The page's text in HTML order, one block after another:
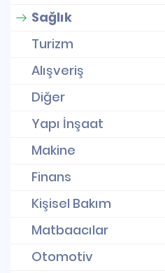
Sağlık
Turizm
Alışveriş
Diğer
Yapı İnşaat
Makine
Finans
Kişisel Bakım
Matbaacılar
Otomotiv